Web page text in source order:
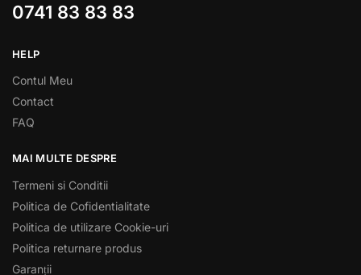
0741 83 83 83
HELP
Contul Meu
Contact
FAQ
MAI MULTE DESPRE
Termeni si Conditii
Politica de Cofidentialitate
Politica de utilizare Cookie-uri
Politica returnare produs
Garanții